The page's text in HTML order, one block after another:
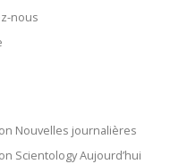
nous
Nouvelles journalières
Scientology Aujourd’hui